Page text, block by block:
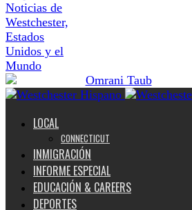
Noticias de
Westchester,
Estados
Unidos y el
Mundo
LOCAL
CONNECTICUT
INMIGRACIÓN
INFORME ESPECIAL
EDUCACIÓN & CAREERS
DEPORTES